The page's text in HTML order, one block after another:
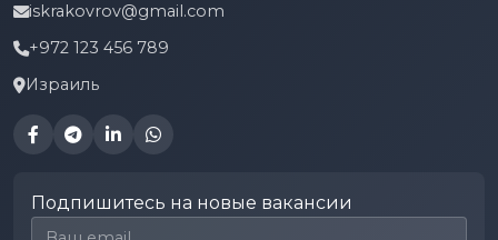
iskrakovrov@gmail.com
+972 123 456 789
Израиль
Подпишитесь на новые вакансии
Email для подписки